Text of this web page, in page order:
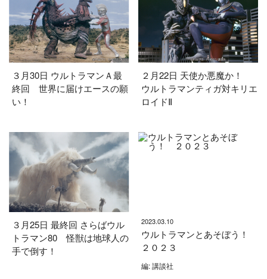
３月30日 ウルトラマンＡ最
終回 世界に届けエースの願
い！
２月22日 天使か悪魔か！
ウルトラマンティガ対キリエ
ロイドⅡ
３月25日 最終回 さらばウル
トラマン80 怪獣は地球人の
手で倒す！
2023.03.10
ウルトラマンとあそぼう！
２０２３
編: 講談社